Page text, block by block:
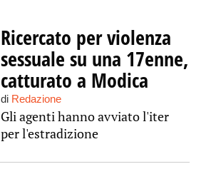
Ricercato per violenza
sessuale su una 17enne,
catturato a Modica
di Redazione
Gli agenti hanno avviato l'iter
per l'estradizione